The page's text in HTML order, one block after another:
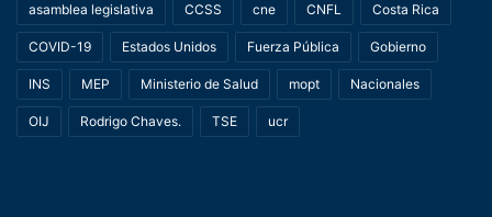
asamblea legislativa CCSS cne CNFL Costa Rica
COVID-19 Estados Unidos Fuerza Pública Gobierno
INS MEP Ministerio de Salud mopt Nacionales
OIJ Rodrigo Chaves. TSE ucr